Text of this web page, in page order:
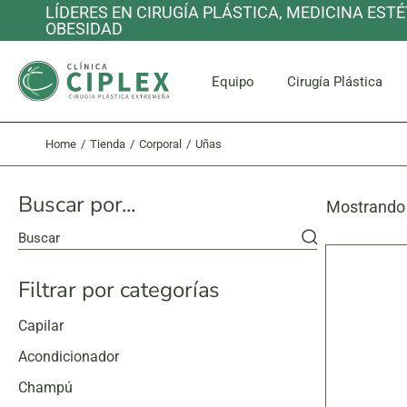
the
LÍDERES EN CIRUGÍA PLÁSTICA, MEDICINA
OBESIDAD
Equipo Cirugía Plástica
Home Tienda Corporal Uñas
Buscar por...
Buscar
Filtrar por categorías
Capilar
Acondicionador
Champú